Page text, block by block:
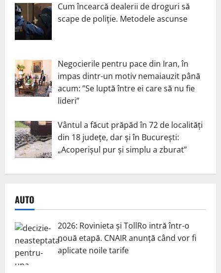
Cum încearcă dealerii de droguri să
scape de poliție. Metodele ascunse
Negocierile pentru pace din Iran, în
impas dintr-un motiv nemaiauzit până
acum: ”Se luptă între ei care să nu fie
lideri”
Vântul a făcut prăpăd în 72 de localități
din 18 județe, dar și în București:
„Acoperișul pur și simplu a zburat”
AUTO
2026: Rovinieta și TollRo intră într-o
nouă etapă. CNAIR anunță când vor fi
aplicate noile tarife